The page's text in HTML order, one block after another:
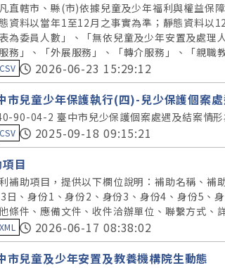
直轄市、縣(市)依據兒童及少年福利與權益保
資料以當年1至12月之事實為準；靜態資料以
為委員人數」、「無依兒童及少年安置及處理
務」、「外展服務」、「轉介服務」、「親職
CSV
2026-06-23 15:29:12
兒童少年保護執行(四)-兒少保護個案
90-04-2 臺中市兒少保護個案處遇及結案情形
CSV
2025-09-18 09:15:21
目
補助項目，提供以下欄位說明：補助名稱、補
日、身份1、身份2、身份3、身份4、身份5、
條件、應備文件、收件洽辦單位、聯繫方式、
XML
2026-06-17 08:38:02
兒童及少年安置及教養機構院生動態